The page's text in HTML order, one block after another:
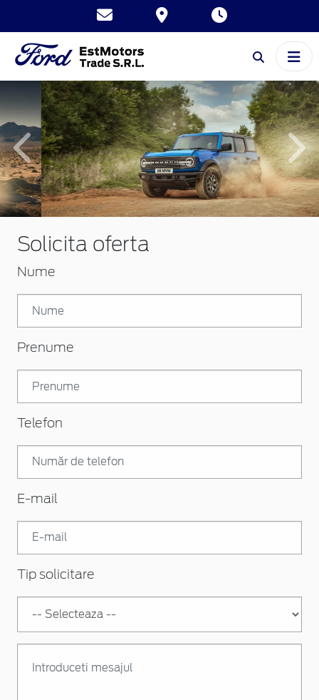
Inapoi
Solicita oferta
Nume
Prenume
Telefon
E-mail
Tip solicitare